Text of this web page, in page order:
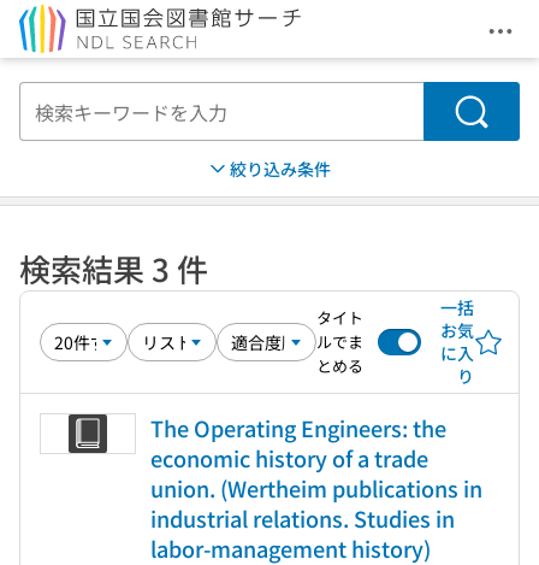
メ
検索
絞り込み条件
検索結果 3 件
タイト
ルでま
とめる
一括
お気
に入
り
The Operating Engineers: the
economic history of a trade
union. (Wertheim publications in
industrial relations. Studies in
labor-management history)